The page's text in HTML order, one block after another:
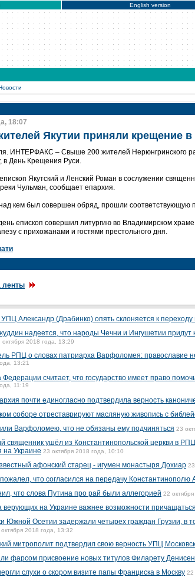
English version
18:07
Якутии приняли крещение
ИНТЕРФАКС – Свыше 200 жителей Нерюнгринского
в День Крещения Руси.
Якутский и Ленский Роман в сослужении
Чульман, сообщает епархия.
кем был совершен обряд, прошли соответствующую
епископ совершил литургию во Владимирском
с прихожанами и гостями престольного дня.
ленты
Александр (Драбинко) опять склоняется к переходу
надеется, что народы Чечни и Ингушетии придут
октября 2018 года, 13:29
РПЦ о словах патриарха Варфоломея: православие
13:21
считает, что государство имеет право
11:19
почти единогласно подтвердила верность
соборе отреставрируют масляную живопись с
Варфоломею, что не обязаны ему подчиняться 23
священник ушёл из Константинопольской церкви в
Украине 23 октября 2018 года, 10:10
афонский старец - игумен монастыря Дохиар
что согласился на передачу Константинополю
что слова Путина про рай были аллегорией 22
на Украине важнее возможности
Южной Осетии задержали четырех граждан Грузии, в
2018 года, 13:32
митрополит подтвердил свою верность УПЦ
фарсом присвоение новых титулов Филарету
слухи о скором визите папы Франциска в Москву 22